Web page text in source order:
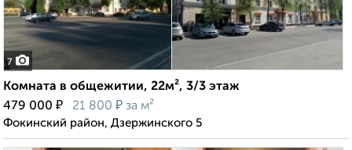
7
Комната в общежитии, 22м², 3/3 этаж
479 000 ₽ 21 800 ₽ за м²
Фокинский район, Дзержинского 5